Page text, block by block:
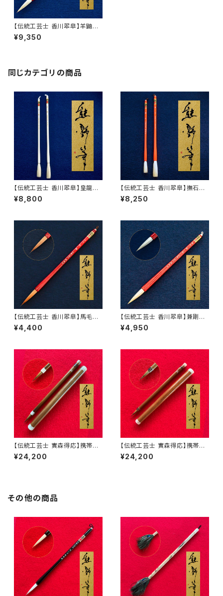
【伝統工芸士 香川翆皐】羊鼬
峰雲
¥9,350
同じカテゴリの商品
【伝統工芸士 香川翆皐】皇龍
小・大
¥8,800
【伝統工芸士 香川翆皐】撫石
小・大
¥8,250
【伝統工芸士 香川翆皐】馬毛
臥猿
¥4,400
【伝統工芸士 香川翆皐】兼剛
飛白
¥4,950
【伝統工芸士 實森得応】携帯用
筆 矢立 B
¥24,200
【伝統工芸士 實森得応】携帯用
筆 矢立 C
¥24,200
その他の商品